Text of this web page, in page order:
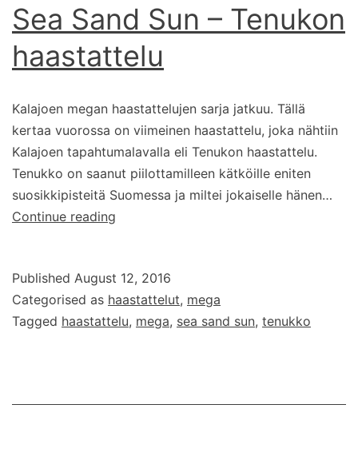
Sea Sand Sun – Tenukon
haastattelu
Kalajoen megan haastattelujen sarja jatkuu. Tällä
kertaa vuorossa on viimeinen haastattelu, joka nähtiin
Kalajoen tapahtumalavalla eli Tenukon haastattelu.
Tenukko on saanut piilottamilleen kätköille eniten
suosikkipisteitä Suomessa ja miltei jokaiselle hänen…
Continue reading
–
Tenukon
haastattelu
Published August 12, 2016
Categorised as haastattelut, mega
Tagged haastattelu, mega, sea sand sun, tenukko